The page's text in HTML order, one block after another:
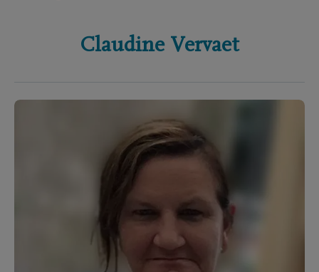
Claudine Vervaet